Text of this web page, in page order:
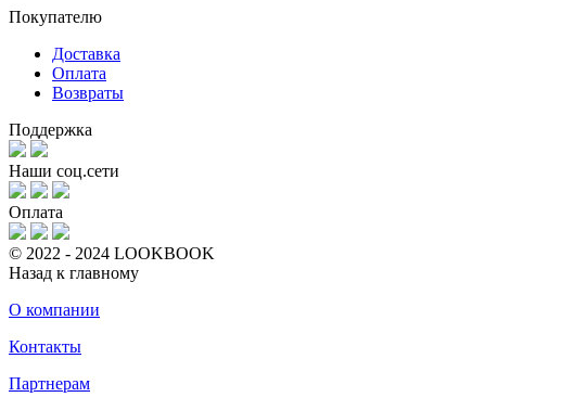
Покупателю
Доставка
Оплата
Возвраты
Поддержка
Наши соц.сети
Оплата
© 2022 - 2024 LOOKBOOK
Назад к главному
О компании
Контакты
Партнерам